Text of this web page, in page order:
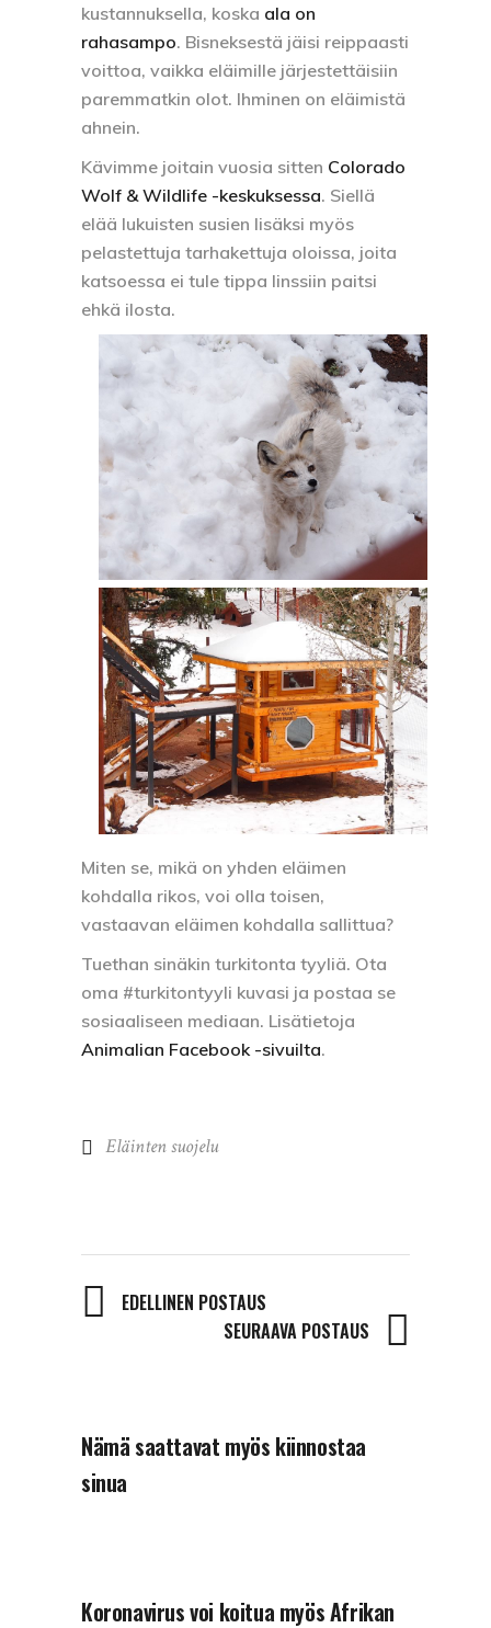
kustannuksella, koska ala on
rahasampo. Bisneksestä jäisi reippaasti
voittoa, vaikka eläimille järjestettäisiin
paremmatkin olot. Ihminen on eläimistä
ahnein.
Kävimme joitain vuosia sitten Colorado
Wolf & Wildlife -keskuksessa. Siellä
elää lukuisten susien lisäksi myös
pelastettuja tarhakettuja oloissa, joita
katsoessa ei tule tippa linssiin paitsi
ehkä ilosta.
Miten se, mikä on yhden eläimen
kohdalla rikos, voi olla toisen,
vastaavan eläimen kohdalla sallittua?
Tuethan sinäkin turkitonta tyyliä. Ota
oma #turkitontyyli kuvasi ja postaa se
sosiaaliseen mediaan. Lisätietoja
Animalian Facebook -sivuilta.
Eläinten suojelu
EDELLINEN POSTAUS
SEURAAVA POSTAUS
Nämä saattavat myös kiinnostaa
sinua
Koronavirus voi koitua myös Afrikan